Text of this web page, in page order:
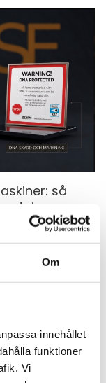
Om
innehållet
funktioner
Vi
så
i
skydda dem
kostsamma